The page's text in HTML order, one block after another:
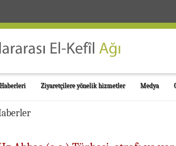
Ziyaretçilere yönelik hizmetler Medya